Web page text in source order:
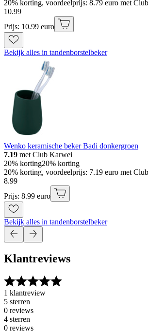
20% korting, voordeelprijs: 8.79 euro met
10.99
Prijs: 10.99 euro
Bekijk alles in tandenborstelbeker
Wenko keramische beker Badi donkergroen
7.19 met Club Karwei
20% korting20% korting
20% korting, voordeelprijs: 7.19 euro met
8.99
Prijs: 8.99 euro
Bekijk alles in tandenborstelbeker
Klantreviews
1 klantreview
5 sterren
0 reviews
4 sterren
0 reviews